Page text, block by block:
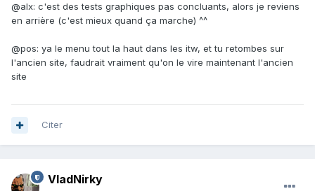
@alx: c'est des tests graphiques pas concluants, alors je reviens
en arrière (c'est mieux quand ça marche) ^^
@pos: ya le menu tout la haut dans les itw, et tu retombes sur
l'ancien site, faudrait vraiment qu'on le vire maintenant l'ancien
site
Citer
VladNirky